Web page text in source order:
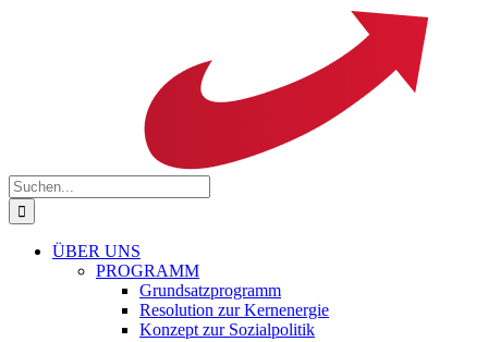
Suche
nach:
ÜBER UNS
PROGRAMM
Grundsatzprogramm
Resolution zur Kernenergie
Konzept zur Sozialpolitik